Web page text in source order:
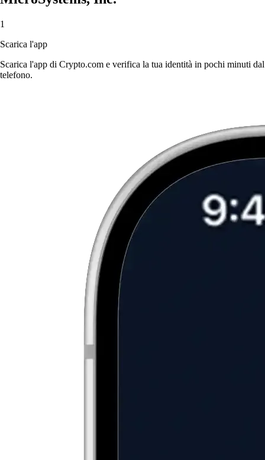
1
Scarica l'app
Scarica l'app di Crypto.com e verifica la tua identità in pochi minuti dal
telefono.